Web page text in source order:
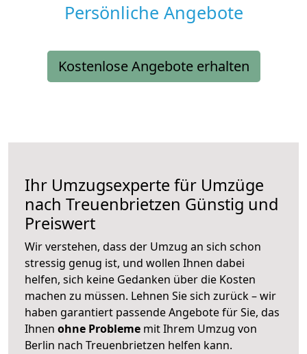
Persönliche Angebote
Kostenlose Angebote erhalten
Ihr Umzugsexperte für Umzüge
nach Treuenbrietzen Günstig und
Preiswert
Wir verstehen, dass der Umzug an sich schon
stressig genug ist, und wollen Ihnen dabei
helfen, sich keine Gedanken über die Kosten
machen zu müssen. Lehnen Sie sich zurück – wir
haben garantiert passende Angebote für Sie, das
Ihnen ohne Probleme mit Ihrem Umzug von
Berlin nach Treuenbrietzen helfen kann.